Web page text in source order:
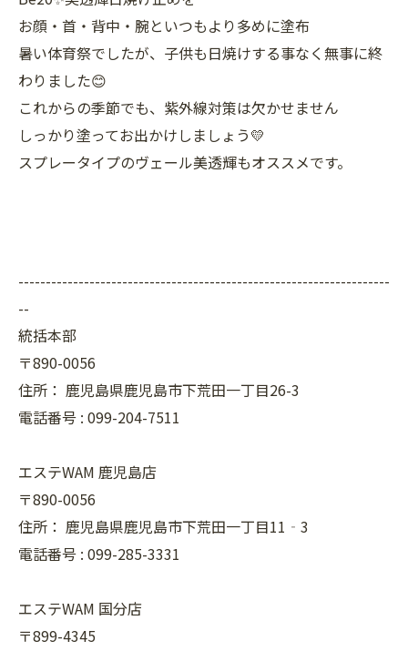
お顔・首・背中・腕といつもより多めに塗布
暑い体育祭でしたが、子供も日焼けする事なく無事に終
わりました😊
これからの季節でも、紫外線対策は欠かせません
しっかり塗ってお出かけしましょう💛
スプレータイプのヴェール美透輝もオススメです。
--------------------------------------------------------------------
--
統括本部
〒890-0056
住所： 鹿児島県鹿児島市下荒田一丁目26-3
電話番号 : 099-204-7511
エステWAM 鹿児島店
〒890-0056
住所： 鹿児島県鹿児島市下荒田一丁目11‐3
電話番号 : 099-285-3331
エステWAM 国分店
〒899-4345